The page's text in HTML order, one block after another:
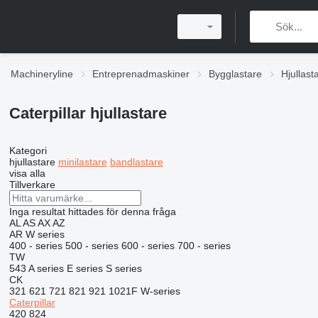
Machineryline Entreprenadmaskiner Bygglastare
Caterpillar hjullastare
Kategori
hjullastare minilastare bandlastare
visa alla
Tillverkare
Inga resultat hittades för denna fråga
AL AS AX AZ
AR W series
400 - series 500 - series 600 - series 700 - series
TW
543 A series E series S series
CK
321 621 721 821 921 1021F W-series
Caterpillar
420 824